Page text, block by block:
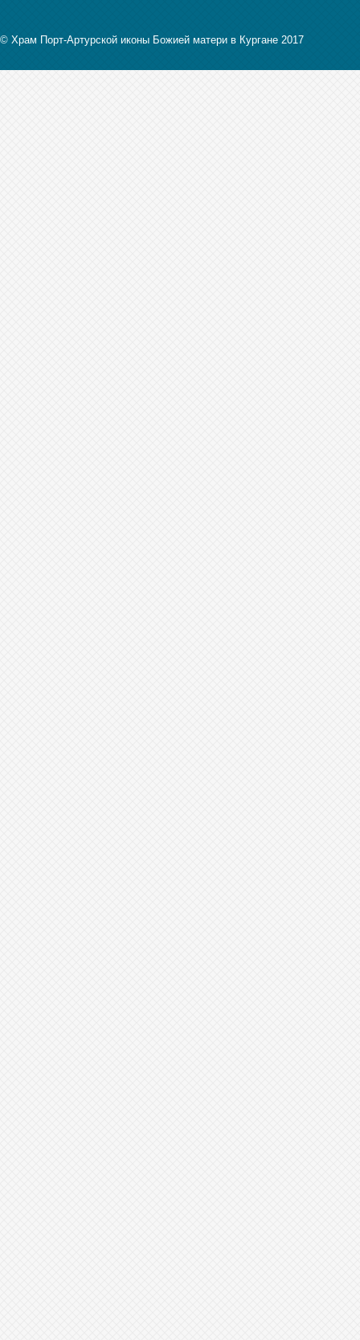
© Храм Порт-Артурской иконы Божией матери в Кургане 2017